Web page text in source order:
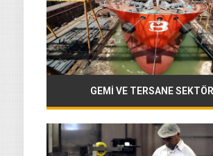
GEMİ VE TERSANE